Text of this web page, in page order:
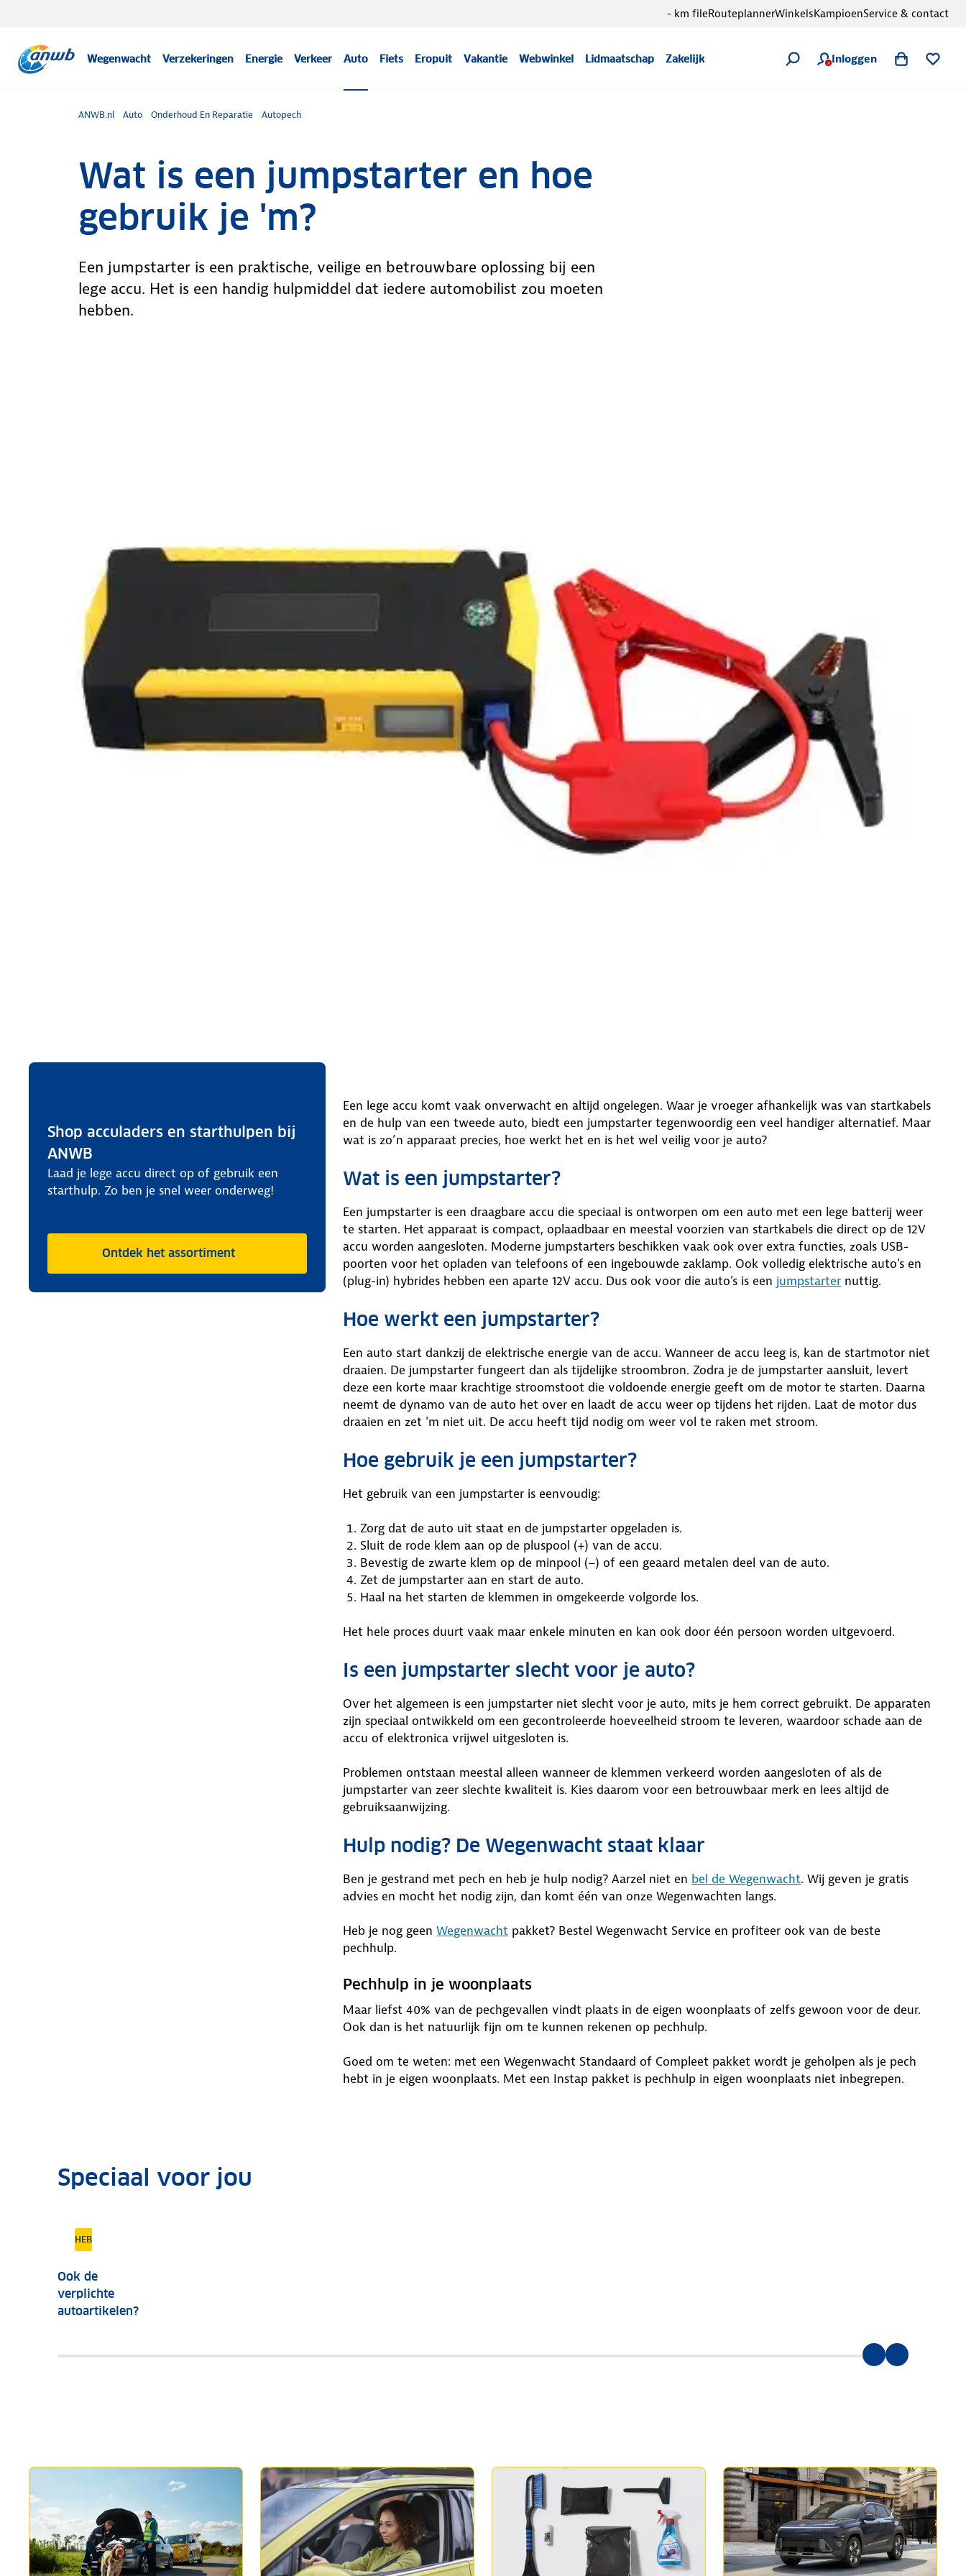
Wegenwacht Verzekeringen Energie Verkeer Auto Fiets Eropuit Vakantie Webwinkel Lidmaatschap Zakelijk Inloggen
- km fileRouteplannerWinkelsKampioenService & contact
ANWB.nl Auto Onderhoud En Reparatie Autopech
Wat is een jumpstarter en hoe
gebruik je 'm?
Een jumpstarter is een praktische, veilige en betrouwbare oplossing bij een
lege accu. Het is een handig hulpmiddel dat iedere automobilist zou moeten
hebben.
Shop acculaders en starthulpen bij
ANWB
Laad je lege accu direct op of gebruik een
starthulp. Zo ben je snel weer onderweg!
Ontdek het assortiment
Een lege accu komt vaak onverwacht en altijd ongelegen. Waar je vroeger afhankelijk was van startkabels
en de hulp van een tweede auto, biedt een jumpstarter tegenwoordig een veel handiger alternatief. Maar
wat is zo’n apparaat precies, hoe werkt het en is het wel veilig voor je auto?
Wat is een jumpstarter?
Een jumpstarter is een draagbare accu die speciaal is ontworpen om een auto met een lege batterij weer
te starten. Het apparaat is compact, oplaadbaar en meestal voorzien van startkabels die direct op de 12V
accu worden aangesloten. Moderne jumpstarters beschikken vaak ook over extra functies, zoals USB-
poorten voor het opladen van telefoons of een ingebouwde zaklamp. Ook volledig elektrische auto's en
(plug-in) hybrides hebben een aparte 12V accu. Dus ook voor die auto's is een jumpstarter nuttig.
Hoe werkt een jumpstarter?
Een auto start dankzij de elektrische energie van de accu. Wanneer de accu leeg is, kan de startmotor niet
draaien. De jumpstarter fungeert dan als tijdelijke stroombron. Zodra je de jumpstarter aansluit, levert
deze een korte maar krachtige stroomstoot die voldoende energie geeft om de motor te starten. Daarna
neemt de dynamo van de auto het over en laadt de accu weer op tijdens het rijden. Laat de motor dus
draaien en zet 'm niet uit. De accu heeft tijd nodig om weer vol te raken met stroom.
Hoe gebruik je een jumpstarter?
Het gebruik van een jumpstarter is eenvoudig:
Zorg dat de auto uit staat en de jumpstarter opgeladen is.
Sluit de rode klem aan op de pluspool (+) van de accu.
Bevestig de zwarte klem op de minpool (–) of een geaard metalen deel van de auto.
Zet de jumpstarter aan en start de auto.
Haal na het starten de klemmen in omgekeerde volgorde los.
Het hele proces duurt vaak maar enkele minuten en kan ook door één persoon worden uitgevoerd.
Is een jumpstarter slecht voor je auto?
Over het algemeen is een jumpstarter niet slecht voor je auto, mits je hem correct gebruikt. De apparaten
zijn speciaal ontwikkeld om een gecontroleerde hoeveelheid stroom te leveren, waardoor schade aan de
accu of elektronica vrijwel uitgesloten is.
Problemen ontstaan meestal alleen wanneer de klemmen verkeerd worden aangesloten of als de
jumpstarter van zeer slechte kwaliteit is. Kies daarom voor een betrouwbaar merk en lees altijd de
gebruiksaanwijzing.
Hulp nodig? De Wegenwacht staat klaar
Ben je gestrand met pech en heb je hulp nodig? Aarzel niet en bel de Wegenwacht. Wij geven je gratis
advies en mocht het nodig zijn, dan komt één van onze Wegenwachten langs.
Heb je nog geenWegenwacht pakket? Bestel Wegenwacht Service en profiteer ook van de beste
pechhulp.
Pechhulp in je woonplaats
Maar liefst 40% van de pechgevallen vindt plaats in de eigen woonplaats of zelfs gewoon voor de deur.
Ook dan is het natuurlijk fijn om te kunnen rekenen op pechhulp.
Goed om te weten: met een Wegenwacht Standaard of Compleet pakket wordt je geholpen als je pech
hebt in je eigen woonplaats. Met een Instap pakket is pechhulp in eigen woonplaats niet inbegrepen.
Speciaal voor jou
HEBBEN WE ALLES?
Ook de
verplichte
autoartikelen?